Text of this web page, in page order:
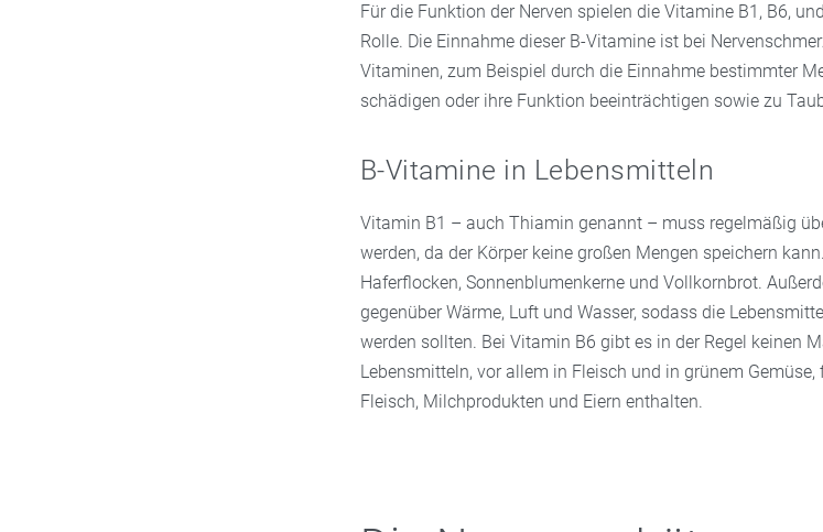
Für die Funktion der Nerven spielen die Vitamine B1, B6,
Rolle. Die Einnahme dieser B-Vitamine ist bei
Vitaminen, zum Beispiel durch die Einnahme bestimmter
schädigen oder ihre Funktion beeinträchtigen sowie zu
B-Vitamine in Lebensmitteln
Vitamin B1 – auch Thiamin genannt – muss regelmäßig
werden, da der Körper keine großen Mengen speichern
Haferflocken, Sonnenblumenkerne und Vollkornbrot.
gegenüber Wärme, Luft und Wasser, sodass die
werden sollten. Bei Vitamin B6 gibt es in der Regel keinen
Lebensmitteln, vor allem in Fleisch und in grünem
Fleisch, Milchprodukten und Eiern enthalten.